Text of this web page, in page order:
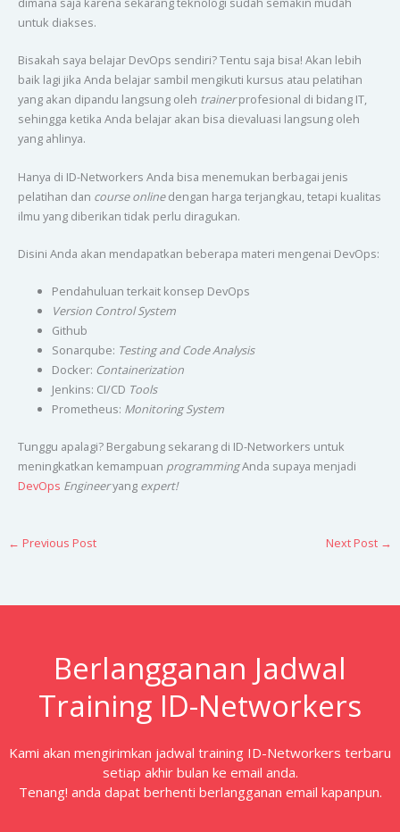
untuk diakses.
Bisakah saya belajar DevOps sendiri? Tentu saja bisa! Akan lebih
baik lagi jika Anda belajar sambil mengikuti kursus atau pelatihan
yang akan dipandu langsung oleh trainerprofesional di bidang IT,
sehingga ketika Anda belajar akan bisa dievaluasi langsung oleh
yang ahlinya.
Hanya di ID-Networkers Anda bisa menemukan berbagai jenis
pelatihan dan course onlinedengan harga terjangkau, tetapi kualitas
ilmu yang diberikan tidak perlu diragukan.
Disini Anda akan mendapatkan beberapa materi mengenai DevOps:
Pendahuluan terkait konsep DevOps
Version Control System
Github
Sonarqube: Testing and Code Analysis
Docker: Containerization
Jenkins: CI/CD Tools
Prometheus: Monitoring System
Tunggu apalagi? Bergabung sekarang di ID-Networkers untuk
meningkatkan kemampuan programmingAnda supaya menjadi
DevOps Engineeryang expert!
← Previous Post Next Post →
Berlangganan Jadwal
Training ID-Networkers
Kami akan mengirimkan jadwal training ID-Networkers terbaru
setiap akhir bulan ke email anda.
Tenang! anda dapat berhenti berlangganan email kapanpun.